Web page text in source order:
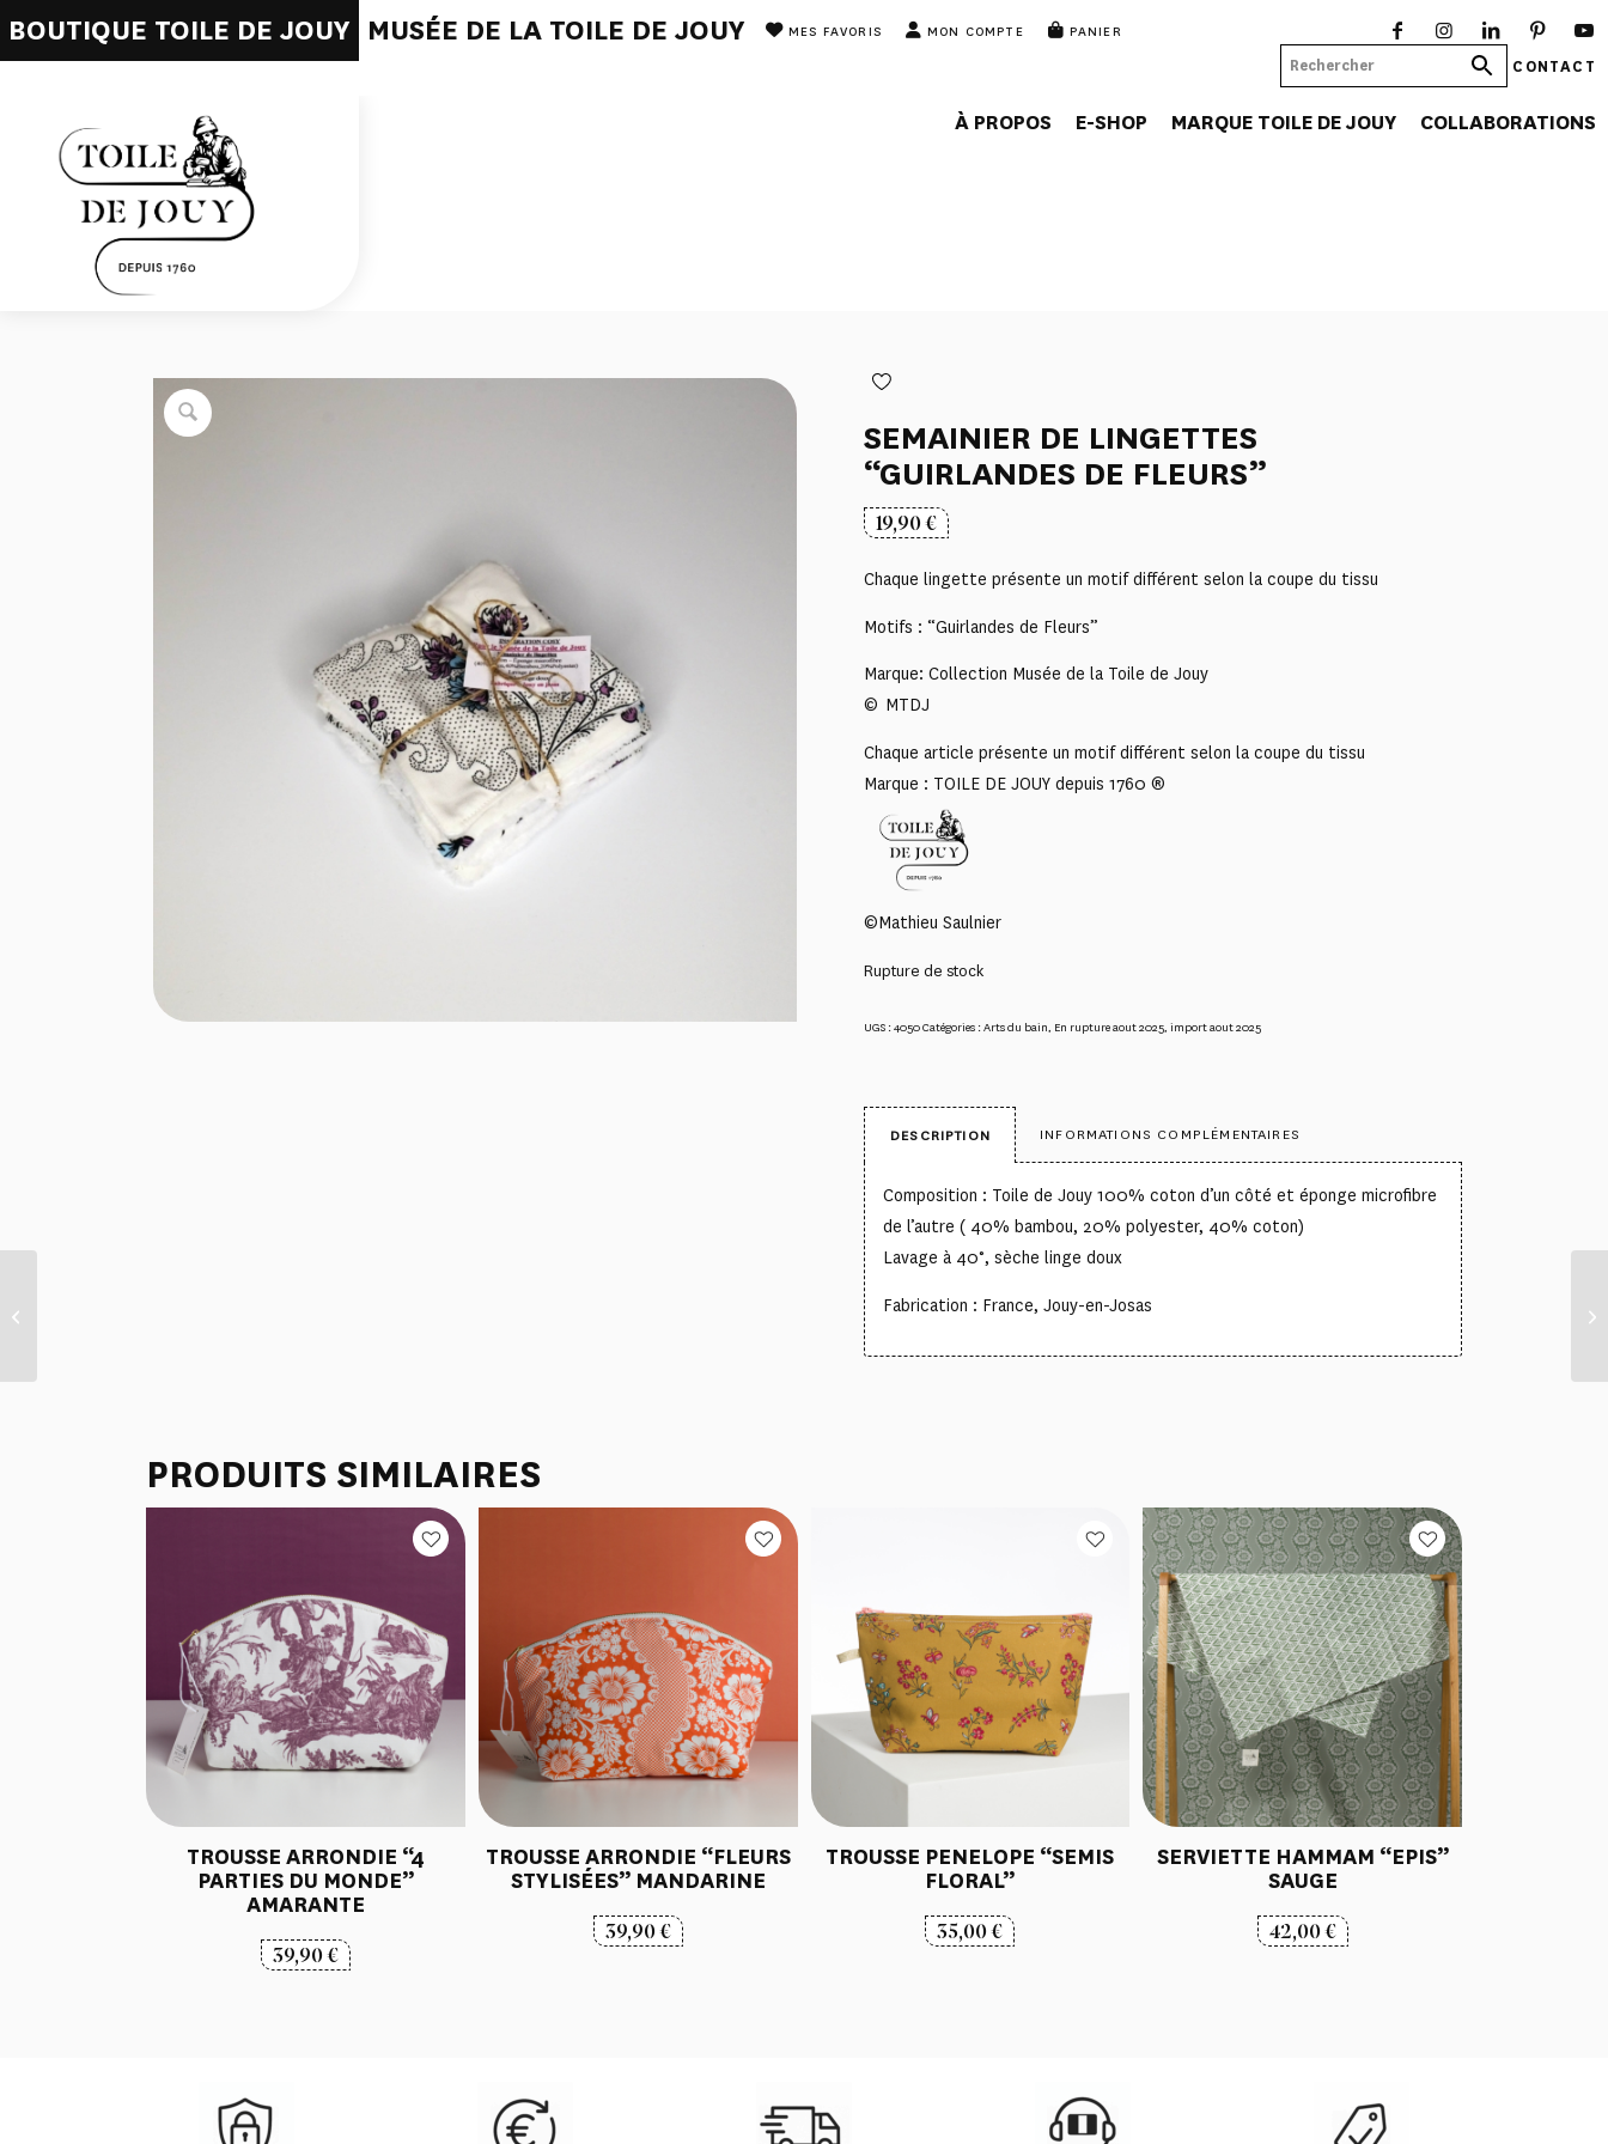
BOUTIQUE TOILE DE JOUY MUSÉE DE LA TOILE DE JOUY MES FAVORIS MON COMPTE PANIER
CONTACT
À PROPOS E-SHOP MARQUE TOILE DE JOUY COLLABORATIONS
SEMAINIER DE LINGETTES
“GUIRLANDES DE FLEURS”
19,90€
Chaque lingette présente un motif différent selon la coupe du tissu
Motifs : “Guirlandes de Fleurs”
Marque: Collection Musée de la Toile de Jouy
© MTDJ
Chaque article présente un motif différent selon la coupe du tissu
Marque : TOILE DE JOUY depuis 1760 ®
©Mathieu Saulnier
Rupture de stock
UGS :4050Catégories :Arts du bain, En rupture aout 2025, import aout 2025
DESCRIPTION INFORMATIONS COMPLÉMENTAIRES
Composition : Toile de Jouy 100% coton d’un côté et éponge microfibre
de l’autre ( 40% bambou, 20% polyester, 40% coton)
Lavage à 40°, sèche linge doux
Fabrication : France, Jouy-en-Josas
PRODUITS SIMILAIRES
TROUSSE ARRONDIE “4
PARTIES DU MONDE”
AMARANTE
39,90€
TROUSSE ARRONDIE “FLEURS
STYLISÉES” MANDARINE
39,90€
TROUSSE PENELOPE “SEMIS
FLORAL”
35,00€
SERVIETTE HAMMAM “EPIS”
SAUGE
42,00€